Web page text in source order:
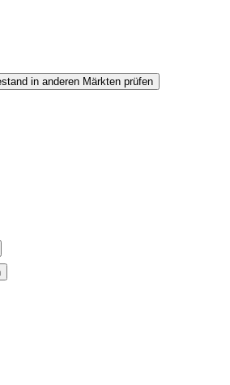
in anderen Märkten prüfen